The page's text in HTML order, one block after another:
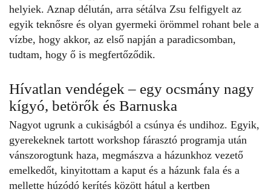
helyiek. Aznap délután, arra sétálva Zsu felfigyelt az
egyik teknősre és olyan gyermeki örömmel rohant bele a
vízbe, hogy akkor, az első napján a paradicsomban,
tudtam, hogy ő is megfertőződik.
Hívatlan vendégek – egy ocsmány nagy
kígyó, betörők és Barnuska
Nagyot ugrunk a cukiságból a csúnya és undihoz. Egyik,
gyerekeknek tartott workshop fárasztó programja után
vánszorogtunk haza, megmászva a házunkhoz vezető
emelkedőt, kinyitottam a kaput és a házunk fala és a
mellette húzódó kerítés között hátul a kertben